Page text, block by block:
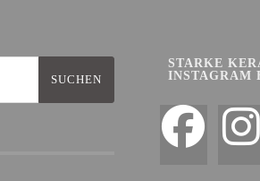
STARKE
INSTAGRAM